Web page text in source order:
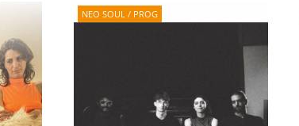
NEO SOUL / PROG